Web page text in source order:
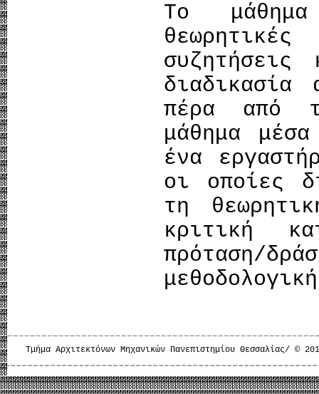
Το
διαδικασία
πέρα από
μάθημα
ένα
οι οποίες
τη
κριτική
πρόταση/
Τμήμα Αρχιτεκτόνων Μηχανικών Πανεπιστημίου Θεσσαλίας/ ©